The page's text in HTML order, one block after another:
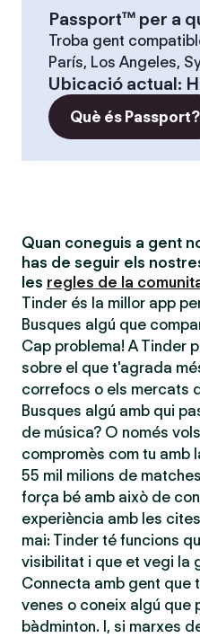
Passport™ per a
Troba gent
París, Los Angeles,
Ubicació actual:
Què és Passport?
Quan coneguis a gent
has de seguir els
les regles de la
Tinder és la millor app
Busques algú que
Cap problema! A Tinder
sobre el que t'agrada
correfocs o els mercats
Busques algú amb qui
de música? O només
compromès com tu amb
55 mil milions de
força bé amb això de
experiència amb les
mai: Tinder té funcions
visibilitat i que et vegi la
Connecta amb gent que
venes o coneix algú que
bàdminton. I, si marxes